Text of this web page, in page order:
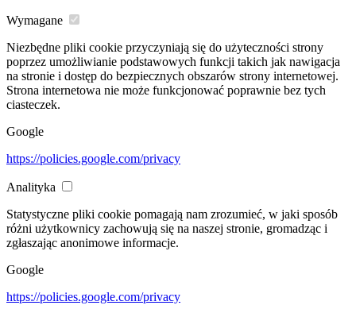
Wymagane
Niezbędne pliki cookie przyczyniają się do użyteczności strony
poprzez umożliwianie podstawowych funkcji takich jak nawigacja
na stronie i dostęp do bezpiecznych obszarów strony internetowej.
Strona internetowa nie może funkcjonować poprawnie bez tych
ciasteczek.
Google
https://policies.google.com/privacy
Analityka
Statystyczne pliki cookie pomagają nam zrozumieć, w jaki sposób
różni użytkownicy zachowują się na naszej stronie, gromadząc i
zgłaszając anonimowe informacje.
Google
https://policies.google.com/privacy